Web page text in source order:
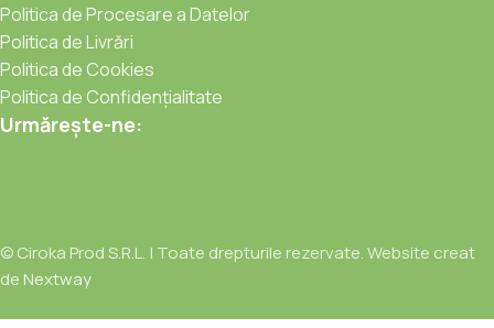
Politica de Procesare a Datelor
Politica de Livrări
Politica de Cookies
Politica de Confidențialitate
Urmărește-ne:
© Ciroka Prod S.R.L. | Toate drepturile rezervate. Website creat
de Nextway